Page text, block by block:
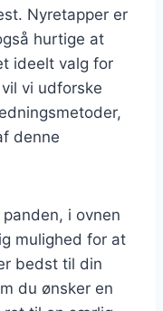
Nyretapper er
hurtige at
ideelt valg for
vi udforske
denne
i ovnen
mulighed for at
bedst til din
du ønsker en